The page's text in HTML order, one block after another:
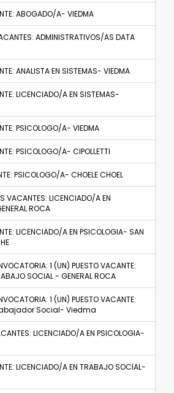
ABOGADO/A- VIEDMA
ADMINISTRATIVOS/AS DATA
ANALISTA EN SISTEMAS- VIEDMA
LICENCIADO/A EN SISTEMAS-
PSICOLOGO/A- VIEDMA
PSICOLOGO/A- CIPOLLETTI
PSICOLOGO/A- CHOELE CHOEL
VACANTES: LICENCIADO/A EN
ROCA
LICENCIADO/A EN PSICOLOGIA- SAN
1 (UN) PUESTO VACANTE:
SOCIAL - GENERAL ROCA
1 (UN) PUESTO VACANTE:
Social- Viedma
LICENCIADO/A EN PSICOLOGIA-
LICENCIADO/A EN TRABAJO SOCIAL-